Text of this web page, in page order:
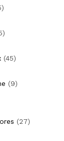
(45)
(9)
(27)